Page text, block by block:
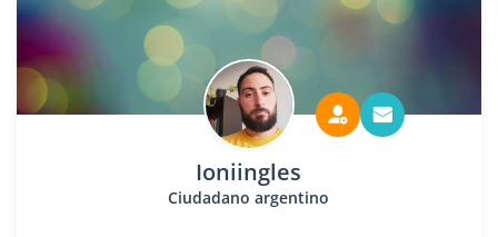
Ioniingles
Ciudadano argentino